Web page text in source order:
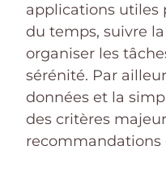
applications utiles
du temps, suivre
organiser les
sérénité. Par
données et la
des critères
recommandations